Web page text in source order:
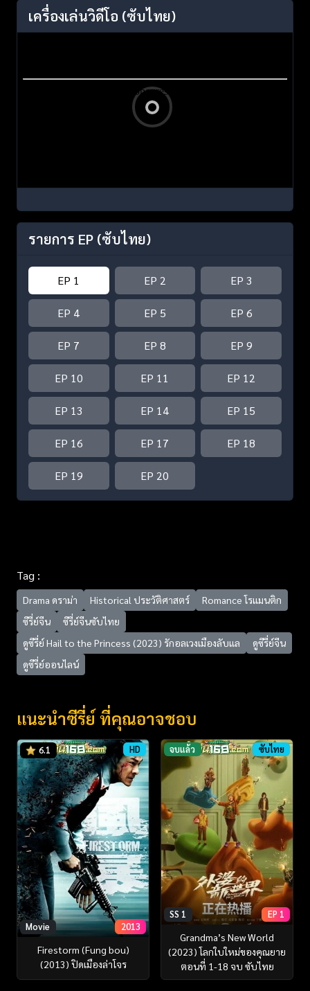
เครื่องเล่นวิดีโอ (ซับไทย)
รายการ EP (ซับไทย)
EP 1 EP 2 EP 3
EP 4 EP 5 EP 6
EP 7 EP 8 EP 9
EP 10 EP 11 EP 12
EP 13 EP 14 EP 15
EP 16 EP 17 EP 18
EP 19 EP 20
Tag :
Drama ดราม่า Historical ประวัติศาสตร์
Romance โรแมนติก
ซีรี่ย์จีน
ซีรี่ย์จีนซับไทย
ดูซีรี่ย์ Hail to the Princess (2023) รักอลเวงเมืองลับแล
ดูซีรี่ย์จีน
ดูซีรี่ย์ออนไลน์
แนะนำซีรี่ย์ ที่คุณอาจชอบ
6.1 HD
Movie 2013
Firestorm (Fung bou)
(2013) ปิดเมืองล่าโจร
จบแล้ว ซับไทย
SS 1 EP 1
Grandma’s New World
(2023) โลกใบใหม่ของคุณยาย
ตอนที่ 1-18 จบ ซับไทย